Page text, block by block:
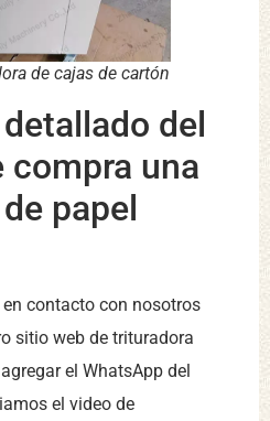
de cajas de cartón
del
compra una
papel
contacto con nosotros
sitio web de trituradora
el WhatsApp del
el video de